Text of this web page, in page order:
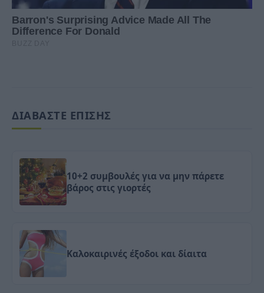
ΔΙΑΒΑΣΤΕ ΕΠΙΣΗΣ
10+2 συμβουλές για να μην πάρετε
βάρος στις γιορτές
Καλοκαιρινές έξοδοι και δίαιτα